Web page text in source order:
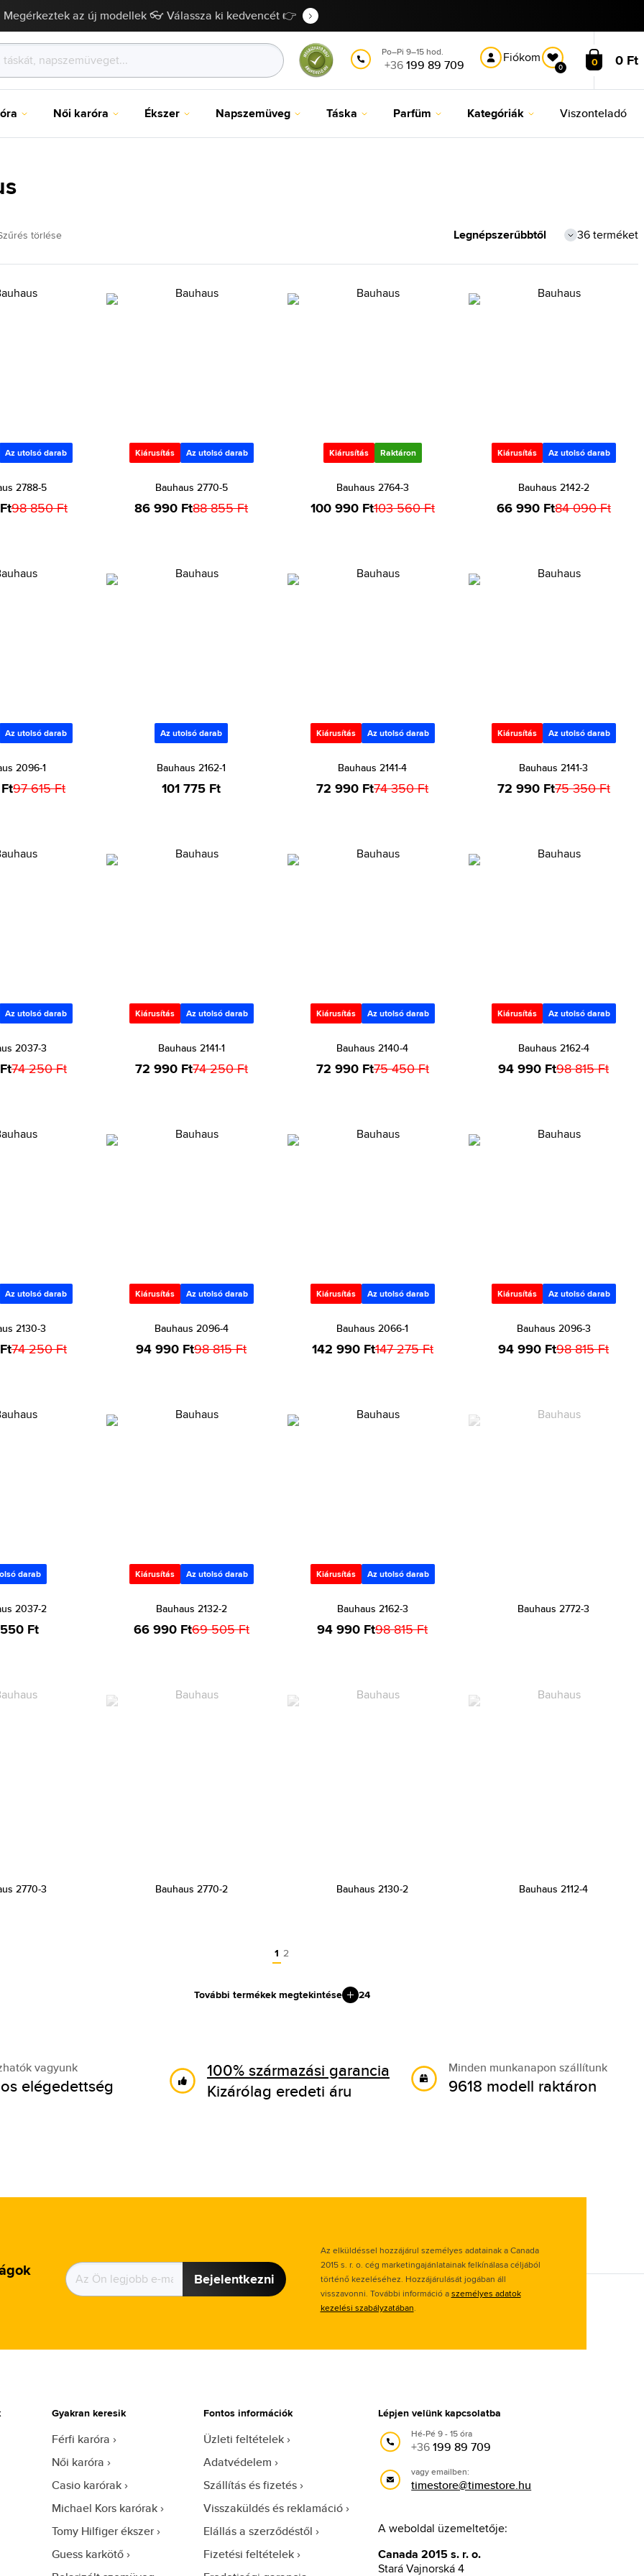
Megérkeztek az új modellek 👓 Válassza ki kedvencét 👉
Po–Pi 9–15 hod.
+36199 89 709 Fiókom
0 0 0 Ft
Női karóra Ékszer Napszemüveg Táska Parfüm Kategóriák Viszonteladó
törlése 36 terméket
Az utolsó darab
2788-5
98 850 Ft
Kiárusítás Az utolsó darab
Bauhaus 2770-5
86 990 Ft88 855 Ft
Kiárusítás Raktáron
Bauhaus 2764-3
100 990 Ft103 560 Ft
Kiárusítás Az utolsó darab
Bauhaus 2142-2
66 990 Ft84 090 Ft
Az utolsó darab
2096-1
97 615 Ft
Az utolsó darab
Bauhaus 2162-1
101 775 Ft
Kiárusítás Az utolsó darab
Bauhaus 2141-4
72 990 Ft74 350 Ft
Kiárusítás Az utolsó darab
Bauhaus 2141-3
72 990 Ft75 350 Ft
Az utolsó darab
2037-3
74 250 Ft
Kiárusítás Az utolsó darab
Bauhaus 2141-1
72 990 Ft74 250 Ft
Kiárusítás Az utolsó darab
Bauhaus 2140-4
72 990 Ft75 450 Ft
Kiárusítás Az utolsó darab
Bauhaus 2162-4
94 990 Ft98 815 Ft
Az utolsó darab
2130-3
74 250 Ft
Kiárusítás Az utolsó darab
Bauhaus 2096-4
94 990 Ft98 815 Ft
Kiárusítás Az utolsó darab
Bauhaus 2066-1
142 990 Ft147 275 Ft
Kiárusítás Az utolsó darab
Bauhaus 2096-3
94 990 Ft98 815 Ft
darab
2037-2
Ft
Kiárusítás Az utolsó darab
Bauhaus 2132-2
66 990 Ft69 505 Ft
Kiárusítás Az utolsó darab
Bauhaus 2162-3
94 990 Ft98 815 Ft
Bauhaus 2772-3
2770-3 Bauhaus 2770-2 Bauhaus 2130-2 Bauhaus 2112-4
1 2
További termékek megtekintése 24
vagyunk
elégedettség
100% származási garancia
Kizárólag eredeti áru
Minden munkanapon szállítunk
9618 modell raktáron
Bejelentkezni
Az elküldéssel hozzájárul személyes adatainak a Canada
2015 s. r. o. cég marketingajánlatainak felkínálasa céljából
történő kezeléséhez. Hozzájárulását jogában áll
visszavonni. További információ aszemélyes adatok
kezelési szabályzatában.
Gyakran keresik
Férfi karóra
Női karóra
Casio karórak
Michael Kors karórak
Tomy Hilfiger ékszer
Guess karkötő
Fontos információk
Üzleti feltételek
Adatvédelem
Szállítás és fizetés
Visszaküldés és reklamáció
Elállás a szerződéstől
Fizetési feltételek
Lépjen velünk kapcsolatba
Hé-Pé 9 - 15 óra
+36199 89 709
vagy emailben:
timestore@timestore.hu
A weboldal üzemeltetője:
Canada 2015 s. r. o.
Stará Vajnorská 4